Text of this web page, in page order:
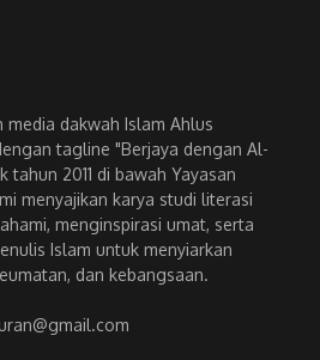
dakwah Islam Ahlus
tagline "Berjaya dengan Al-
tahun 2011 di bawah Yayasan
menyajikan karya studi literasi
menginspirasi umat, serta
Islam untuk menyiarkan
dan kebangsaan.